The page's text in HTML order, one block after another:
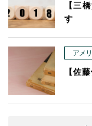
【三
す
アメ
【佐